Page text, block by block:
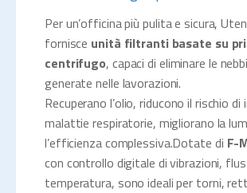
Per un’officina più pulita e sicura,
fornisce unità filtranti basate su
centrifugo, capaci di eliminare le
generate nelle lavorazioni.
Recuperano l’olio, riducono il rischio di
malattie respiratorie, migliorano la
l’efficienza complessiva.Dotate di F-
con controllo digitale di vibrazioni,
temperatura, sono ideali per torni,